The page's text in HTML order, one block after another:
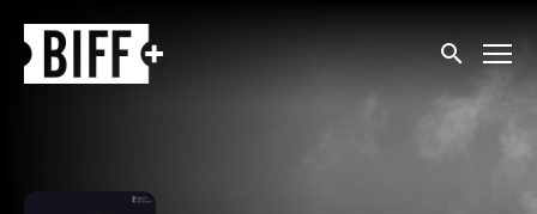
Tilgjengelighetslenker
Søk